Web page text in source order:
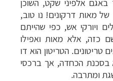
מאות דרקונים! נו טוב,
ויורקי אש, כפי שהייתם
כזה, אלא מאות ואפילו
טריטונים. הטריטון הוא דו
בסכנת הכחדה, אך ברכסי
ומתרבה.